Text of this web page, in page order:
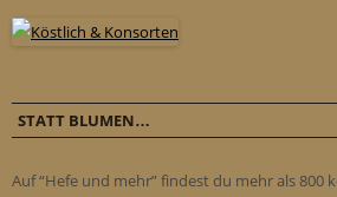
STATT BLUMEN…
Auf “Hefe und mehr” findest du mehr als 800